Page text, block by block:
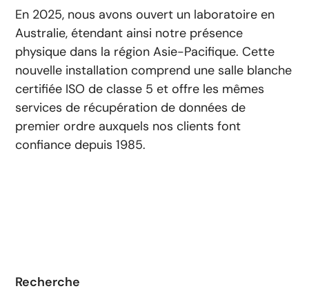
En 2025, nous avons ouvert un laboratoire en
Australie, étendant ainsi notre présence
physique dans la région Asie-Pacifique. Cette
nouvelle installation comprend une salle blanche
certifiée ISO de classe 5 et offre les mêmes
services de récupération de données de
premier ordre auxquels nos clients font
confiance depuis 1985.
Recherche